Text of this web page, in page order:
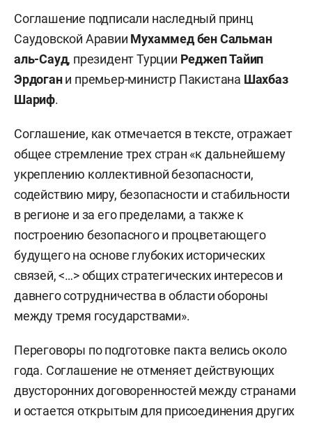
Соглашение подписали наследный принц
Саудовской Аравии Мухаммед бен Сальман
аль-Сауд, президент Турции РеджепТайип
Эрдогани премьер-министр Пакистана Шахбаз
Шариф.
Соглашение, как отмечается в тексте, отражает
общее стремление трех стран «к дальнейшему
укреплению коллективной безопасности,
содействию миру, безопасности и стабильности
в регионе и за его пределами, а также к
построению безопасного и процветающего
будущего на основе глубоких исторических
связей, <…> общих стратегических интересов и
давнего сотрудничества в области обороны
между тремя государствами».
Переговоры по подготовке пакта велись около
года. Соглашение не отменяет действующих
двусторонних договоренностей между странами
и остается открытым для присоединения других